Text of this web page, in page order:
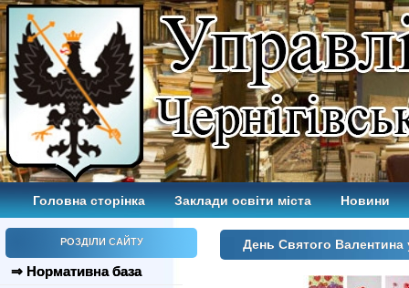
Головна сторінка Заклади освіти міста Новини
РОЗДІЛИ САЙТУ
⇒ Нормативна база
День Святого